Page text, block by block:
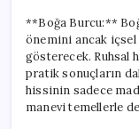
**Boğa Burcu:**
önemini ancak içsel
gösterecek. Ruhsal
pratik sonuçların
hissinin sadece
manevi temellerle